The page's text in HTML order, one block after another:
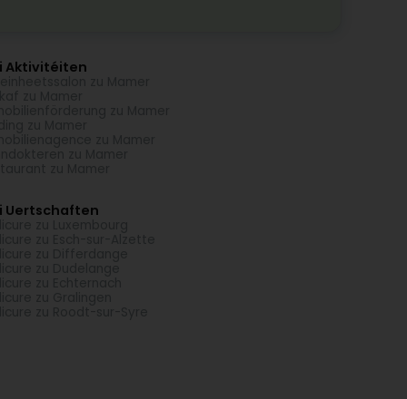
Aktivitéiten
Uertschaften